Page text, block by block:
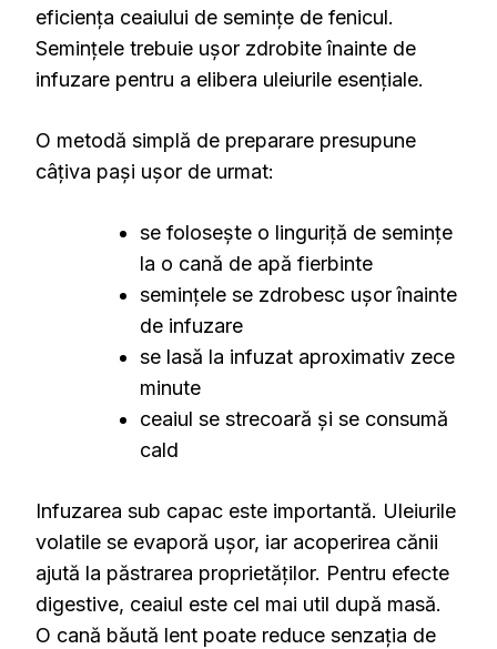
eficiența ceaiului de semințe de fenicul.
Semințele trebuie ușor zdrobite înainte de
infuzare pentru a elibera uleiurile esențiale.
O metodă simplă de preparare presupune
câțiva pași ușor de urmat:
se folosește o linguriță de semințe
la o cană de apă fierbinte
semințele se zdrobesc ușor înainte
de infuzare
se lasă la infuzat aproximativ zece
minute
ceaiul se strecoară și se consumă
cald
Infuzarea sub capac este importantă. Uleiurile
volatile se evaporă ușor, iar acoperirea cănii
ajută la păstrarea proprietăților. Pentru efecte
digestive, ceaiul este cel mai util după masă.
O cană băută lent poate reduce senzația de